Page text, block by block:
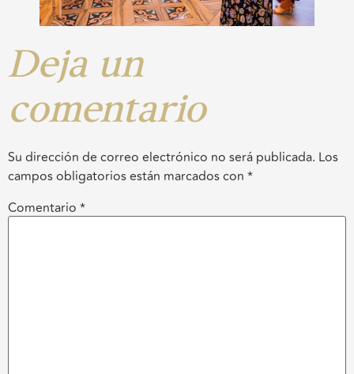
Deja un
comentario
Su dirección de correo electrónico no será publicada. Los
campos obligatorios están marcados con *
Comentario *